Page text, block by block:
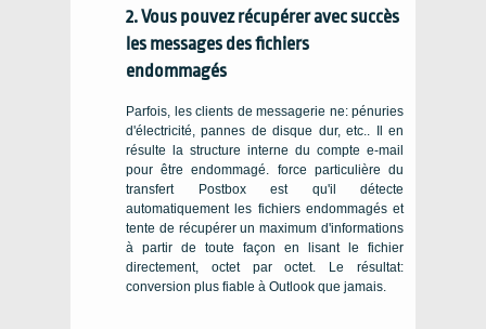
2. Vous pouvez récupérer avec succès
les messages des fichiers
endommagés
Parfois, les clients de messagerie ne: pénuries
d'électricité, pannes de disque dur, etc.. Il en
résulte la structure interne du compte e-mail
pour être endommagé. force particulière du
transfert Postbox est qu'il détecte
automatiquement les fichiers endommagés et
tente de récupérer un maximum d'informations
à partir de toute façon en lisant le fichier
directement, octet par octet. Le résultat:
conversion plus fiable à Outlook que jamais.